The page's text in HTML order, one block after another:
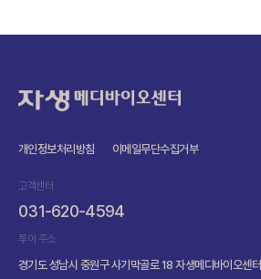
자생메디바이오센터
개인정보처리방침 이메일무단수집거부
고객센터
031-620-4594
투어 주소
경기도 성남시 중원구 사기막골로 18 자생메디바이오센터